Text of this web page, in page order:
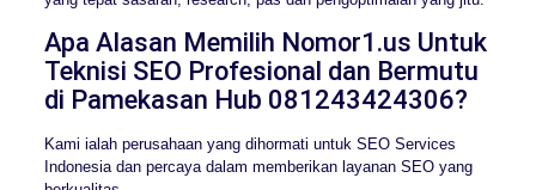
Apa Alasan Memilih Nomor1.us Untuk
Teknisi SEO Profesional dan Bermutu
di Pamekasan Hub 081243424306?
Kami ialah perusahaan yang dihormati untuk SEO Services
Indonesia dan percaya dalam memberikan layanan SEO yang